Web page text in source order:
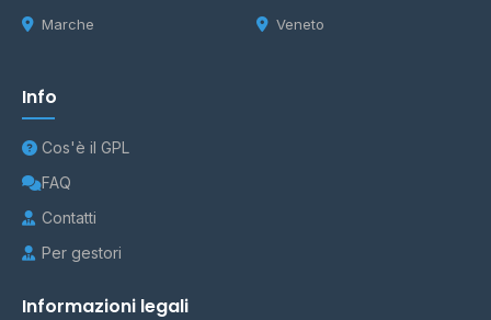
Marche Veneto
Info
Cos'è il GPL
FAQ
Contatti
Per gestori
Informazioni legali